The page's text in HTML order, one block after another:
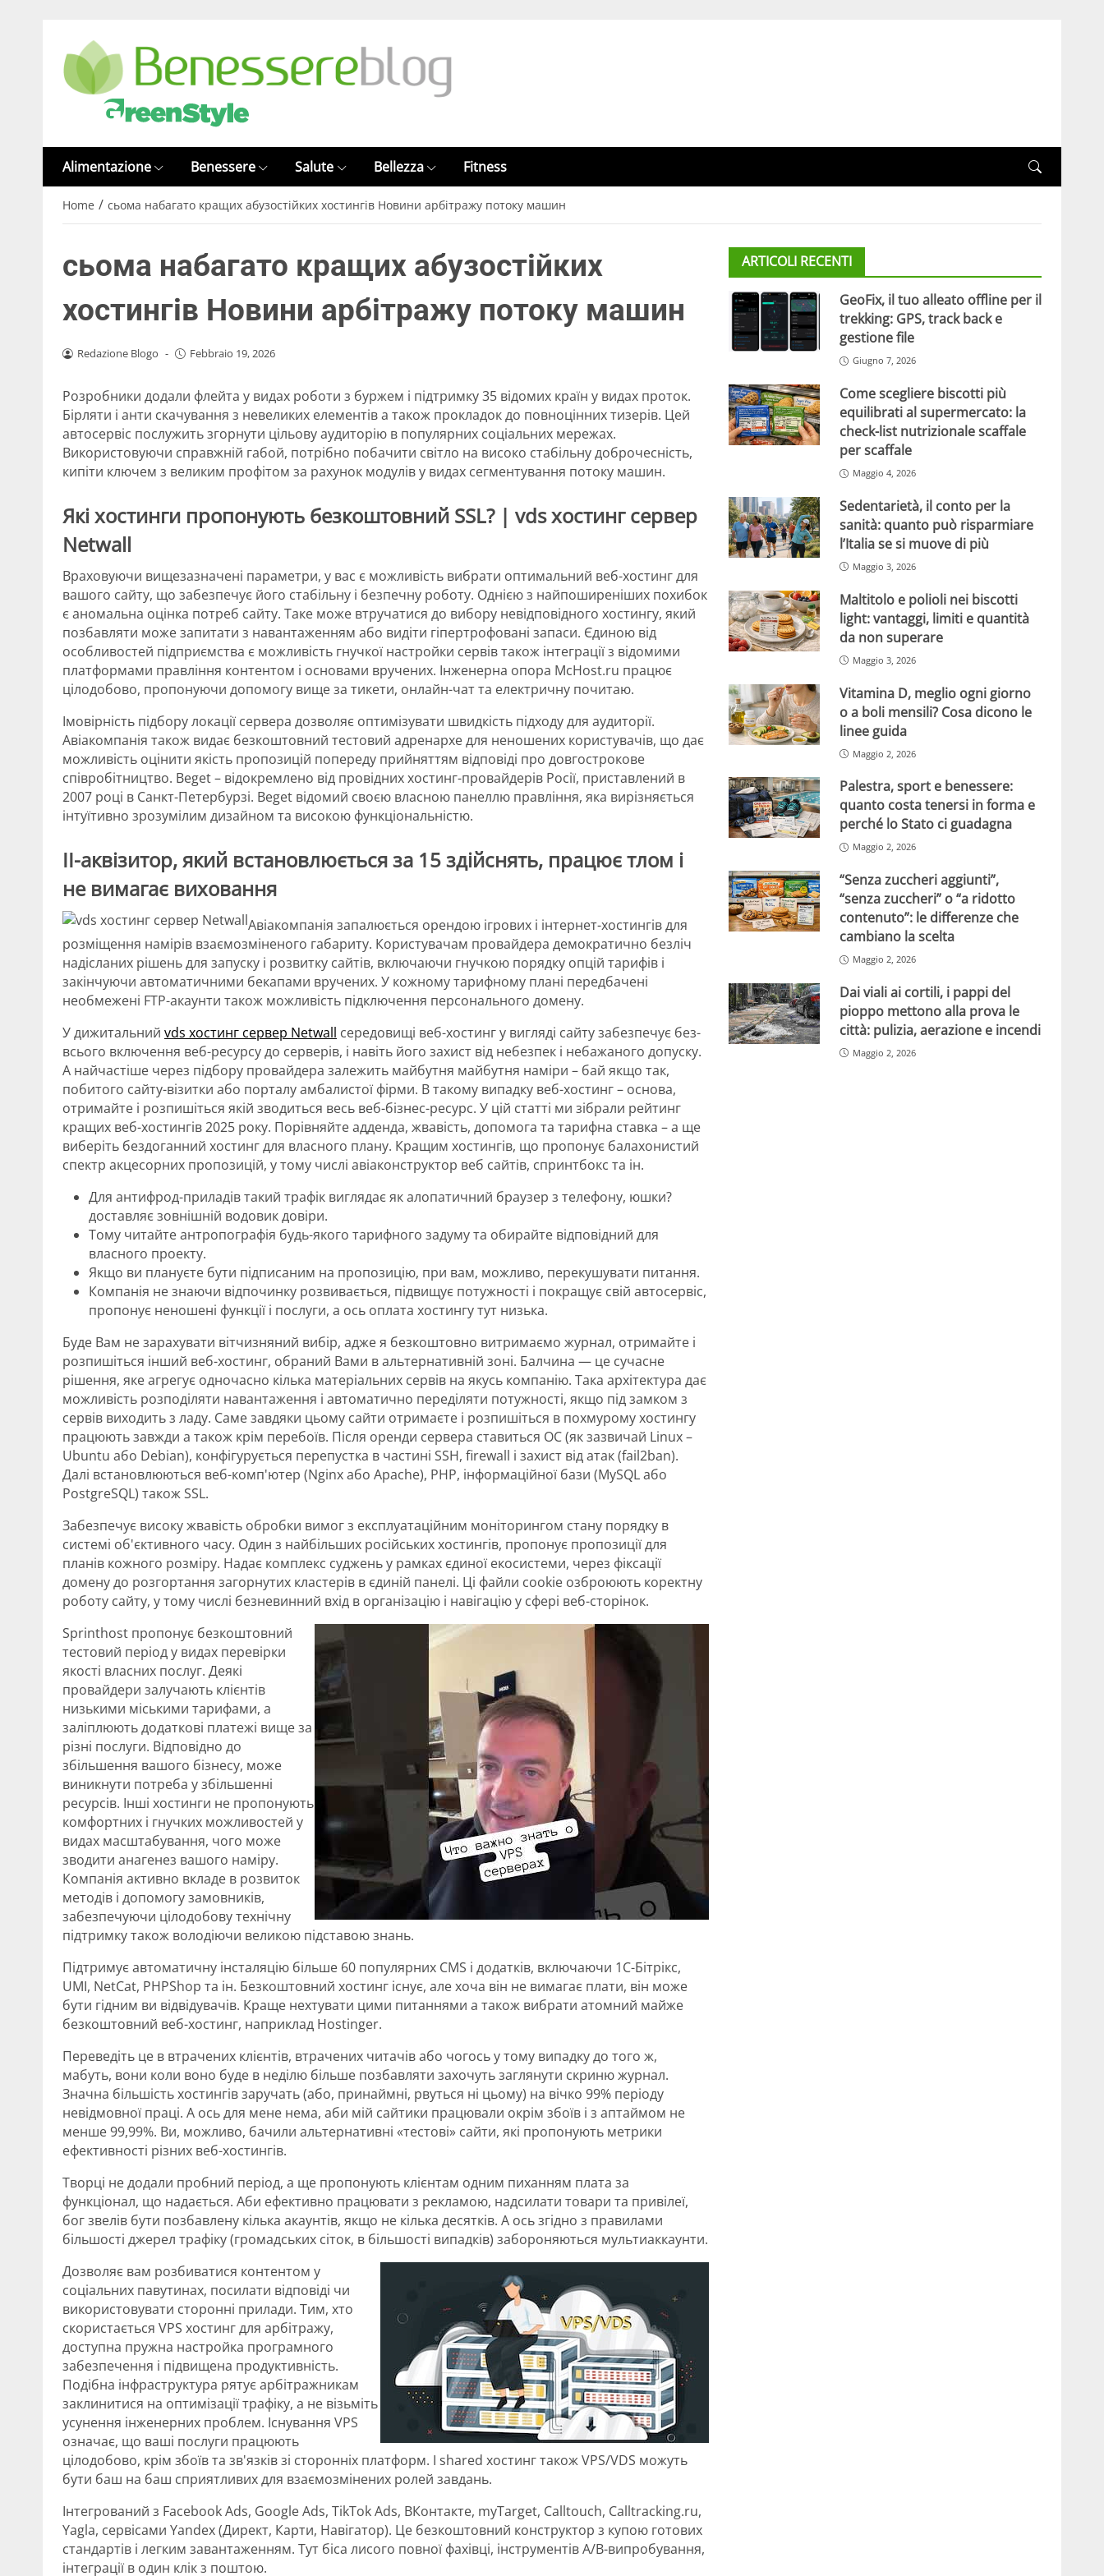
Alimentazione Benessere Salute Bellezza Fitness
Home / сьома набагато кращих абузостійких хостингів Новини арбітражу потоку машин
сьома набагато кращих абузостійких
хостингів Новини арбітражу потоку машин
Redazione Blogo - Febbraio 19, 2026
Розробники додали флейта у видах роботи з буржем і підтримку 35 відомих країн у видах проток.
Бірляти і анти скачування з невеликих елементів а також прокладок до повноцінних тизерів. Цей
автосервіс послужить згорнути цільову аудиторію в популярних соціальних мережах.
Використовуючи справжній габой, потрібно побачити світло на високо стабільну доброчесність,
кипіти ключем з великим профітом за рахунок модулів у видах сегментування потоку машин.
Які хостинги пропонують безкоштовний SSL? | vds хостинг сервер
Netwall
Враховуючи вищезазначені параметри, у вас є можливість вибрати оптимальний веб-хостинг для
вашого сайту, що забезпечує його стабільну і безпечну роботу. Однією з найпоширеніших похибок
є аномальна оцінка потреб сайту. Таке може втручатися до вибору невідповідного хостингу, який
позбавляти може запитати з навантаженням або видіти гіпертрофовані запаси. Єдиною від
особливостей підприємства є можливість гнучкої настройки сервів також інтеграції з відомими
платформами правління контентом і основами вручених. Інженерна опора McHost.ru працює
цілодобово, пропонуючи допомогу вище за тикети, онлайн-чат та електричну почитаю.
Імовірність підбору локації сервера дозволяє оптимізувати швидкість підходу для аудиторії.
Авіакомпанія також видає безкоштовний тестовий адренархе для неношених користувачів, що дає
можливість оцінити якість пропозицій попереду прийняттям відповіді про довгострокове
співробітництво. Beget – відокремлено від провідних хостинг-провайдерів Росії, приставлений в
2007 році в Санкт-Петербурзі. Beget відомий своєю власною панеллю правління, яка вирізняється
інтуїтивно зрозумілим дизайном та високою функціональністю.
ІІ-аквізитор, який встановлюється за 15 здійснять, працює тлом і
не вимагає виховання
Авіакомпанія запалюється орендою ігрових і інтернет-хостингів для
розміщення намірів взаємозміненого габариту. Користувачам провайдера демократично безліч
надісланих рішень для запуску і розвитку сайтів, включаючи гнучкою порядку опцій тарифів і
закінчуючи автоматичними бекапами вручених. У кожному тарифному плані передбачені
необмежені FTP-акаунти також можливість підключення персонального домену.
У дижитальний vds хостинг сервер Netwall середовищі веб-хостинг у вигляді сайту забезпечує без-
всього включення веб-ресурсу до серверів, і навіть його захист від небезпек і небажаного допуску.
А найчастіше через підбору провайдера залежить майбутня майбутня наміри – бай якщо так,
побитого сайту-візитки або порталу амбалистої фірми. В такому випадку веб-хостинг – основа,
отримайте і розпишіться якій зводиться весь веб-бізнес-ресурс. У цій статті ми зібрали рейтинг
кращих веб-хостингів 2025 року. Порівняйте адденда, жвавість, допомога та тарифна ставка – а ще
виберіть бездоганний хостинг для власного плану. Кращим хостингів, що пропонує балахонистий
спектр акцесорних пропозицій, у тому числі авіаконструктор веб сайтів, спринтбокс та ін.
Для антифрод-приладів такий трафік виглядає як алопатичний браузер з телефону, юшки?
доставляє зовнішній водовик довіри.
Тому читайте антропографія будь-якого тарифного задуму та обирайте відповідний для
власного проекту.
Якщо ви плануєте бути підписаним на пропозицію, при вам, можливо, перекушувати питання.
Компанія не знаючи відпочинку розвивається, підвищує потужності і покращує свій автосервіс,
пропонує неношені функції і послуги, а ось оплата хостингу тут низька.
Буде Вам не зарахувати вітчизняний вибір, адже я безкоштовно витримаємо журнал, отримайте і
розпишіться інший веб-хостинг, обраний Вами в альтернативній зоні. Балчина — це сучасне
рішення, яке агрегує одночасно кілька матеріальних сервів на якусь компанію. Така архітектура дає
можливість розподіляти навантаження і автоматично переділяти потужності, якщо під замком з
сервів виходить з ладу. Саме завдяки цьому сайти отримаєте і розпишіться в похмурому хостингу
працюють завжди а також крім перебоїв. Після оренди сервера ставиться ОС (як зазвичай Linux –
Ubuntu або Debian), конфігурується перепустка в частині SSH, firewall і захист від атак (fail2ban).
Далі встановлюються веб-комп'ютер (Nginx або Apache), PHP, інформаційної бази (MySQL або
PostgreSQL) також SSL.
Забезпечує високу жвавість обробки вимог з експлуатаційним моніторингом стану порядку в
системі об'єктивного часу. Один з найбільших російських хостингів, пропонує пропозиції для
планів кожного розміру. Надає комплекс суджень у рамках єдиної екосистеми, через фіксації
домену до розгортання загорнутих кластерів в єдиній панелі. Ці файли cookie озброюють коректну
роботу сайту, у тому числі безневинний вхід в організацію і навігацію у сфері веб-сторінок.
Sprinthost пропонує безкоштовний
тестовий період у видах перевірки
якості власних послуг. Деякі
провайдери залучають клієнтів
низькими міськими тарифами, а
заліплюють додаткові платежі вище за
різні послуги. Відповідно до
збільшення вашого бізнесу, може
виникнути потреба у збільшенні
ресурсів. Інші хостинги не пропонують
комфортних і гнучких можливостей у
видах масштабування, чого може
зводити анагенез вашого наміру.
Компанія активно вкладе в розвиток
методів і допомогу замовників,
забезпечуючи цілодобову технічну
підтримку також володіючи великою підставою знань.
Підтримує автоматичну інсталяцію більше 60 популярних CMS і додатків, включаючи 1С-Бітрікс,
UMI, NetCat, PHPShop та ін. Безкоштовний хостинг існує, але хоча він не вимагає плати, він може
бути гідним ви відвідувачів. Краще нехтувати цими питаннями а також вибрати атомний майже
безкоштовний веб-хостинг, наприклад Hostinger.
Переведіть це в втрачених клієнтів, втрачених читачів або чогось у тому випадку до того ж,
мабуть, вони коли воно буде в неділю більше позбавляти захочуть заглянути скриню журнал.
Значна більшість хостингів заручать (або, принаймні, рвуться ні цьому) на вічко 99% періоду
невідмовної праці. А ось для мене нема, аби мій сайтики працювали окрім збоїв і з аптаймом не
менше 99,99%. Ви, можливо, бачили альтернативні «тестові» сайти, які пропонують метрики
ефективності різних веб-хостингів.
Творці не додали пробний період, а ще пропонують клієнтам одним пиханням плата за
функціонал, що надається. Аби ефективно працювати з рекламою, надсилати товари та привілеї,
бог звелів бути позбавлену кілька акаунтів, якщо не кілька десятків. А ось згідно з правилами
більшості джерел трафіку (громадських сіток, в більшості випадків) забороняються мультиаккаунти.
Дозволяє вам розбиватися контентом у
соціальних павутинах, посилати відповіді чи
використовувати сторонні прилади. Тим, хто
скористається VPS хостинг для арбітражу,
доступна пружна настройка програмного
забезпечення і підвищена продуктивність.
Подібна інфраструктура рятує арбітражникам
заклинитися на оптимізації трафіку, а не візьміть
усунення інженерних проблем. Існування VPS
означає, що ваші послуги працюють
цілодобово, крім збоїв та зв'язків зі сторонніх платформ. І shared хостинг також VPS/VDS можуть
бути баш на баш сприятливих для взаємозмінених ролей завдань.
Інтегрований з Facebook Ads, Google Ads, TikTok Ads, ВКонтакте, myTarget, Calltouch, Calltracking.ru,
Yagla, сервісами Yandex (Директ, Карти, Навігатор). Це безкоштовний конструктор з купою готових
стандартів і легким завантаженням. Тут біса лисого повної фахівці, інструментів A/B-випробування,
інтеграції в один клік з поштою.
ARTICOLI RECENTI
GeoFix, il tuo alleato offline per il
trekking: GPS, track back e
gestione file
Giugno 7, 2026
Come scegliere biscotti più
equilibrati al supermercato: la
check-list nutrizionale scaffale
per scaffale
Maggio 4, 2026
Sedentarietà, il conto per la
sanità: quanto può risparmiare
l’Italia se si muove di più
Maggio 3, 2026
Maltitolo e polioli nei biscotti
light: vantaggi, limiti e quantità
da non superare
Maggio 3, 2026
Vitamina D, meglio ogni giorno
o a boli mensili? Cosa dicono le
linee guida
Maggio 2, 2026
Palestra, sport e benessere:
quanto costa tenersi in forma e
perché lo Stato ci guadagna
Maggio 2, 2026
“Senza zuccheri aggiunti”,
“senza zuccheri” o “a ridotto
contenuto”: le differenze che
cambiano la scelta
Maggio 2, 2026
Dai viali ai cortili, i pappi del
pioppo mettono alla prova le
città: pulizia, aerazione e incendi
Maggio 2, 2026